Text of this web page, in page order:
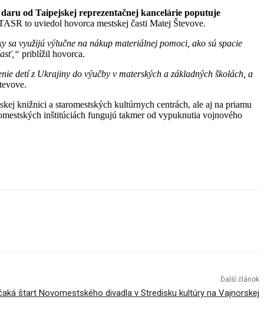
od Taipejskej reprezentačnej kancelárie poputuje
to uviedol hovorca mestskej časti Matej Števove.
sa využijú výlučne na nákup materiálnej pomoci, ako sú spacie
priblížil hovorca.
detí z Ukrajiny do výučby v materských a základných školách, a
Števove.
knižnici a staromestských kultúrnych centrách, ale aj na priamu
inštitúciách fungujú takmer od vypuknutia vojnového
Ďalší článok
štart Novomestského divadla v Stredisku kultúry na Vajnorskej